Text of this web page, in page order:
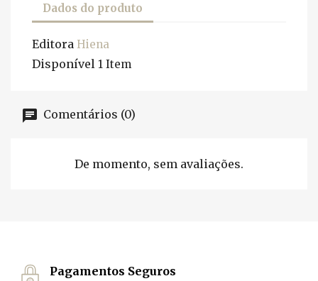
Dados do produto
Editora Hiena
Disponível 1 Item
Comentários (0)
De momento, sem avaliações.
Pagamentos Seguros